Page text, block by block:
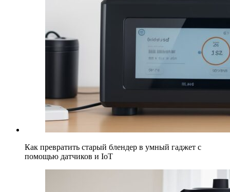
Как превратить старый блендер в умный гаджет с
помощью датчиков и IoT